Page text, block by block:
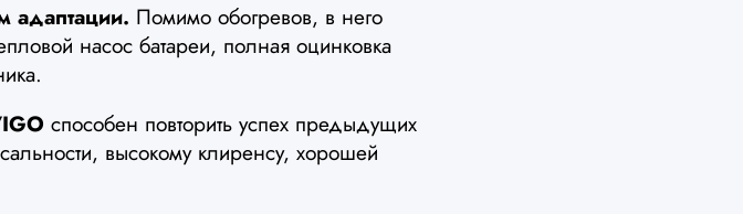
адаптации. Помимо обогревов, в него
насос батареи, полная оцинковка
способен повторить успех предыдущих
высокому клиренсу, хорошей